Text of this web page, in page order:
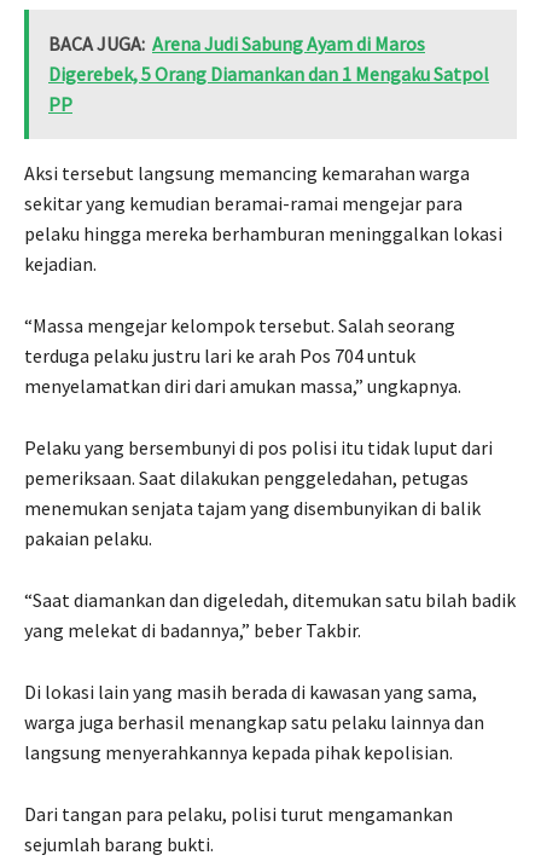
BACA JUGA: Arena Judi Sabung Ayam di Maros
Digerebek, 5 Orang Diamankan dan 1 Mengaku Satpol
PP
Aksi tersebut langsung memancing kemarahan warga
sekitar yang kemudian beramai-ramai mengejar para
pelaku hingga mereka berhamburan meninggalkan lokasi
kejadian.
“Massa mengejar kelompok tersebut. Salah seorang
terduga pelaku justru lari ke arah Pos 704 untuk
menyelamatkan diri dari amukan massa,” ungkapnya.
Pelaku yang bersembunyi di pos polisi itu tidak luput dari
pemeriksaan. Saat dilakukan penggeledahan, petugas
menemukan senjata tajam yang disembunyikan di balik
pakaian pelaku.
“Saat diamankan dan digeledah, ditemukan satu bilah badik
yang melekat di badannya,” beber Takbir.
Di lokasi lain yang masih berada di kawasan yang sama,
warga juga berhasil menangkap satu pelaku lainnya dan
langsung menyerahkannya kepada pihak kepolisian.
Dari tangan para pelaku, polisi turut mengamankan
sejumlah barang bukti.